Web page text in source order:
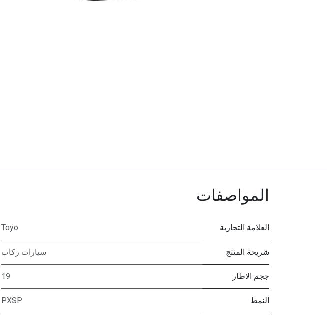
المواصفات
العلامة التجارية Toyo
شريحة المنتج سيارات ركاب
ججم الاطار 19
النمط PXSP